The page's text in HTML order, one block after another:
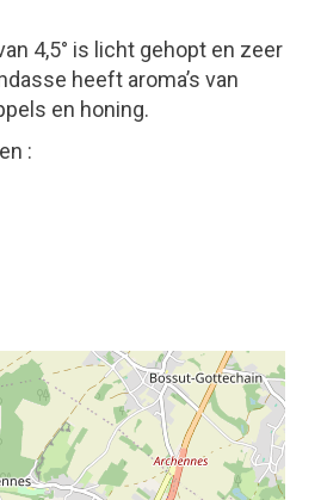
4,5° is licht gehopt en zeer
heeft aroma’s van
en honing.
: